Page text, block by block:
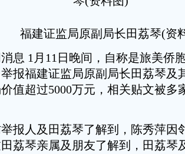
福建证监局原副局长田荔琴(资
1月11日晚间，自称是旅美侨
报福建证监局原副局长田荔琴及
值超过5000万元，相关贴文被多
人及田荔琴了解到，陈秀萍因
荔琴亲属及朋友了解到，田荔琴